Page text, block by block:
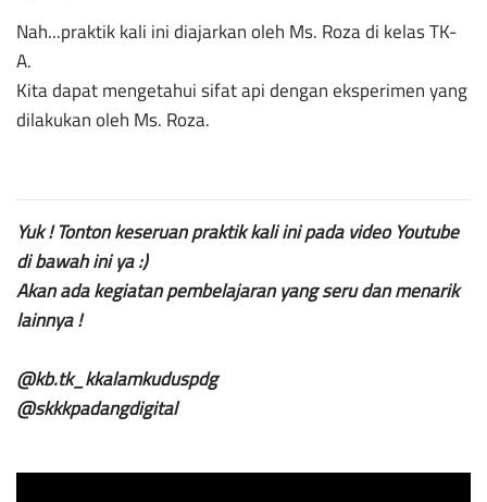
Nah...praktik kali ini diajarkan oleh Ms. Roza di kelas TK-
A.
Kita dapat mengetahui sifat api dengan eksperimen yang
dilakukan oleh Ms. Roza.
Yuk ! Tonton keseruan praktik kali ini pada video Youtube
di bawah ini ya :)
Akan ada kegiatan pembelajaran yang seru dan menarik
lainnya !
@kb.tk_kkalamkuduspdg
@skkkpadangdigital